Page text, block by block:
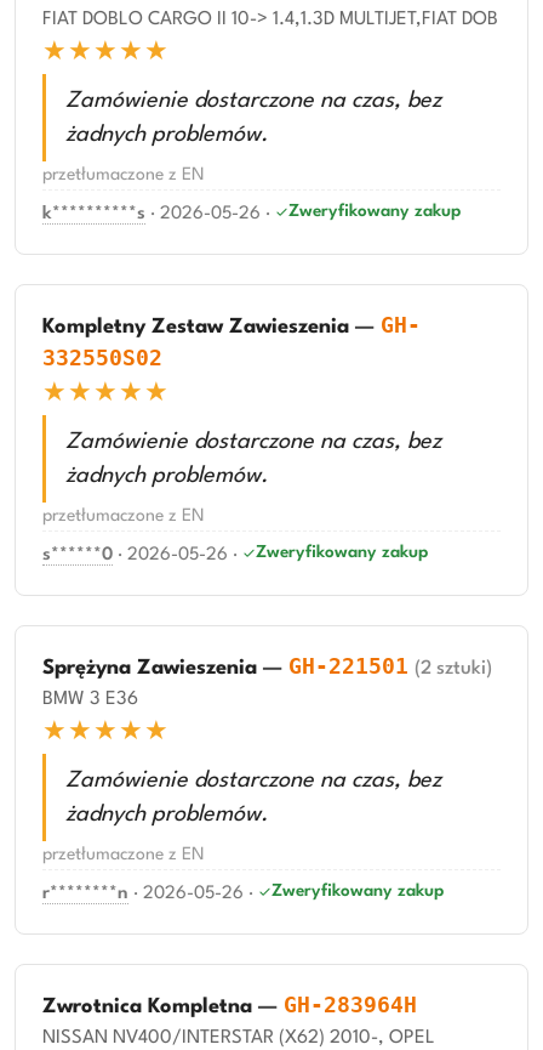
FIAT DOBLO CARGO II 10-> 1.4,1.3D MULTIJET,FIAT DOB
★★★★★
Zamówienie dostarczone na czas, bez
żadnych problemów.
przetłumaczone z EN
k**********s · 2026-05-26 · Zweryfikowany zakup
Kompletny Zestaw Zawieszenia — GH-
332550S02
★★★★★
Zamówienie dostarczone na czas, bez
żadnych problemów.
przetłumaczone z EN
s******0 · 2026-05-26 · Zweryfikowany zakup
Sprężyna Zawieszenia — GH-221501 (2 sztuki)
BMW 3 E36
★★★★★
Zamówienie dostarczone na czas, bez
żadnych problemów.
przetłumaczone z EN
r********n · 2026-05-26 · Zweryfikowany zakup
Zwrotnica Kompletna — GH-283964H
NISSAN NV400/INTERSTAR (X62) 2010-, OPEL